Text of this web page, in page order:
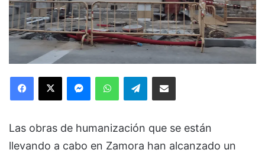
Facebook
X MessengerWhatsAppTelegramCompartir via Email
Las obras de humanización que se están
llevando a cabo en Zamora han alcanzado un